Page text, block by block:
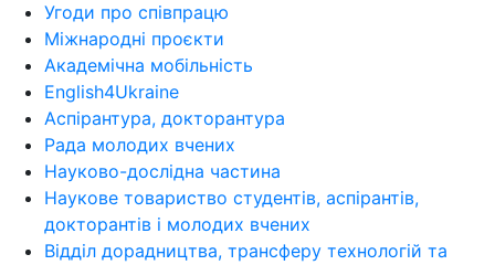
Угоди про співпрацю
Міжнародні проєкти
Академічна мобільність
English4Ukraine
Аспірантура, докторантура
Рада молодих вчених
Науково-дослідна частина
Наукове товариство студентів, аспірантів,
докторантів і молодих вчених
Відділ дорадництва, трансферу технологій та